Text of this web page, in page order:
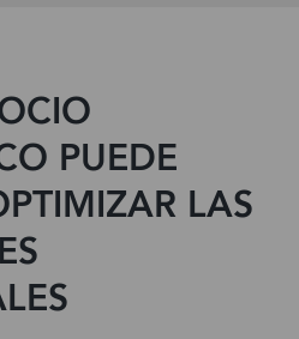
PUEDE
LAS